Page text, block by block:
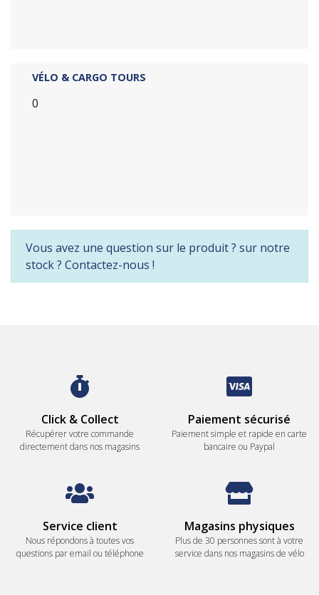
VÉLO & CARGO TOURS
0
Vous avez une question sur le produit ? sur notre
stock ? Contactez-nous !
Click & Collect
Récupérer votre commande
directement dans nos magasins
Paiement sécurisé
Paiement simple et rapide en carte
bancaire ou Paypal
Service client
Nous répondons à toutes vos
questions par email ou téléphone
Magasins physiques
Plus de 30 personnes sont à votre
service dans nos magasins de vélo